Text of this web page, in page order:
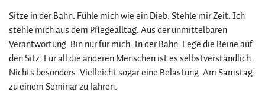
Sitze in der Bahn. Fühle mich wie ein Dieb. Stehle mir Zeit. Ich
stehle mich aus dem Pflegealltag. Aus der unmittelbaren
Verantwortung. Bin nur für mich. In der Bahn. Lege die Beine auf
den Sitz. Für all die anderen Menschen ist es selbstverständlich.
Nichts besonders. Vielleicht sogar eine Belastung. Am Samstag
zu einem Seminar zu fahren.